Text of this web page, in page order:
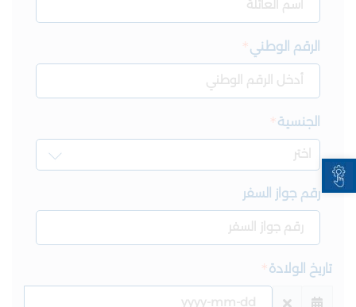
Open toolbar
الرقم الوطني
الجنسية
رقم جواز السفر
تاريخ الولادة